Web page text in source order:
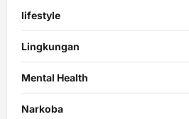
lifestyle
Lingkungan
Mental Health
Narkoba